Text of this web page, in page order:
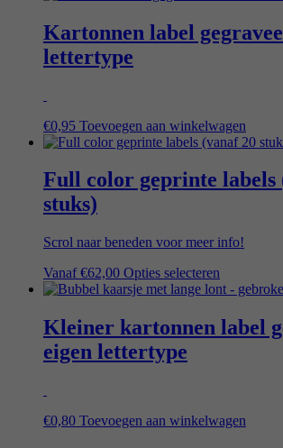
Kartonnen label
lettertype
€0,95 Toevoegen aan winkelwagen
Full color geprinte labels
stuks)
Scrol naar beneden voor meer info!
Vanaf€62,00 Opties selecteren
Kleiner kartonnen label
eigen lettertype
€0,80 Toevoegen aan winkelwagen